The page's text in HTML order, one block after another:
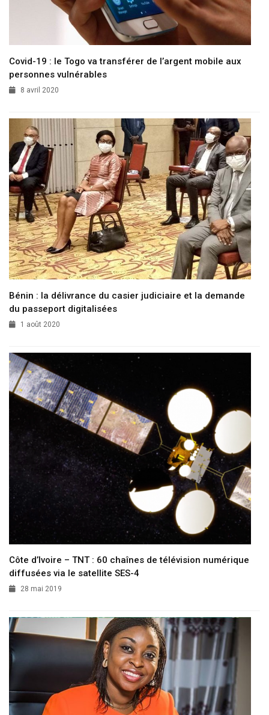
Covid-19 : le Togo va transférer de l’argent mobile aux
personnes vulnérables
8 avril 2020
Bénin : la délivrance du casier judiciaire et la demande
du passeport digitalisées
1 août 2020
Côte d’Ivoire – TNT : 60 chaînes de télévision numérique
diffusées via le satellite SES-4
28 mai 2019